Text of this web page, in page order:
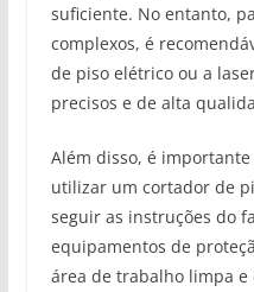
suficiente. No entanto,
complexos, é
de piso elétrico ou a
precisos e de alta
Além disso, é
utilizar um cortador de
seguir as instruções do
equipamentos de
área de trabalho limpa e